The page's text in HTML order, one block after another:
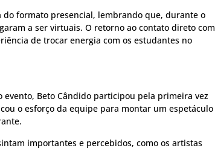
formato presencial, lembrando que, durante o
a ser virtuais. O retorno ao contato direto com
de trocar energia com os estudantes no
evento, Beto Cândido participou pela primeira vez
o esforço da equipe para montar um espetáculo
importantes e percebidos, como os artistas